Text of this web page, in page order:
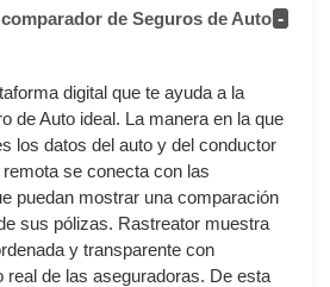
de Seguros de Autos
digital que te ayuda a la
de Auto ideal. La manera en la que
los datos del auto y del conductor
se conecta con las
puedan mostrar una comparación
sus pólizas. Rastreator muestra
y transparente con
real de las aseguradoras. De esta